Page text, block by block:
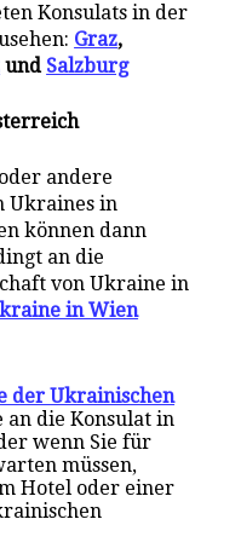
Konsulats in der
Graz,
und Salzburg
andere
Ukraines in
können dann
an die
von Ukraine in
in Wien
der Ukrainischen
an die Konsulat in
wenn Sie für
müssen,
Hotel oder einer